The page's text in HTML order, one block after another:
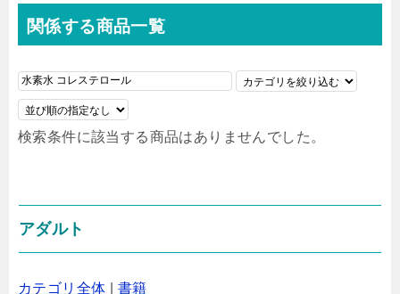
関係する商品一覧
検索条件に該当する商品はありませんでした。
アダルト
カテゴリ全体 書籍